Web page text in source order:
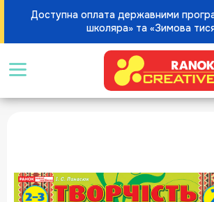
Доступна оплата державними
школяра» та «Зимова